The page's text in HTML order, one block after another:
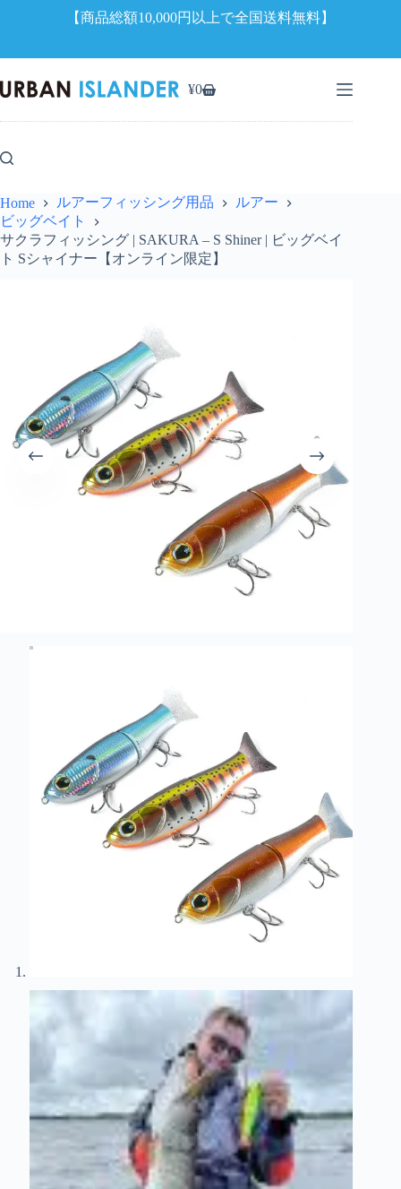
【商品総額10,000円以上で全国送料無料】
ン
ン
へ
キ
ッ
プ
シ
カ
ト
¥0
Home ルアーフィッシング用品
ルアー
ビッグベイト
サクラフィッシング | SAKURA – S Shiner | ビッグベイ
ト Sシャイナー【オンライン限定】